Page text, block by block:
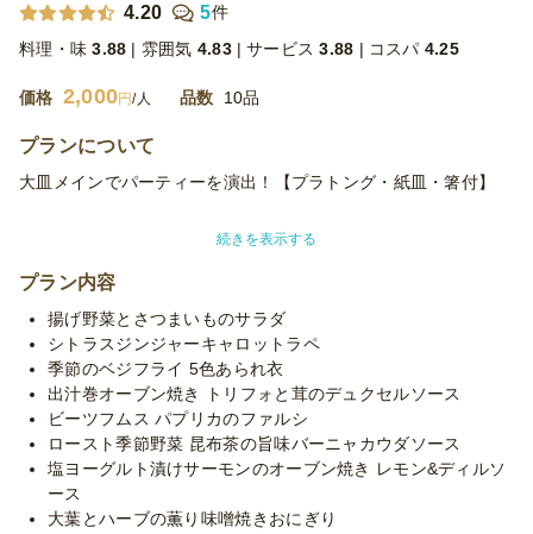
4.20 5件
料理・味 3.88 雰囲気 4.83 サービス 3.88 コスパ 4.25
価格 2,000円/人 品数 10品
プランについて
大皿メインでパーティーを演出！【プラトング・紙皿・箸付】
柔らかく焼き上げたローストビーフ、サーモンのオーブン焼きに
和と洋のマリアージュを感じられる和洋折衷小分けオードブル！
幅広い世代のお客様にお勧めです。
※使い捨て容器でお届けするデリバリープランです。設置・配
膳・撤収等のサービスはついておりません。
※「10卓に配置」などお客様ご指定の数の卓に配置する場合、
追加容器代金をいただいたり、容器が変更になる場合がございま
す。予めご了承くださいませ。
続きを表示する
プラン内容
揚げ野菜とさつまいものサラダ
シトラスジンジャーキャロットラペ
季節のベジフライ 5色あられ衣
出汁巻オーブン焼き トリフォと茸のデュクセルソース
ビーツフムス パプリカのファルシ
ロースト季節野菜 昆布茶の旨味バーニャカウダソース
塩ヨーグルト漬けサーモンのオーブン焼き レモン&ディルソ
ース
大葉とハーブの薫り味噌焼きおにぎり